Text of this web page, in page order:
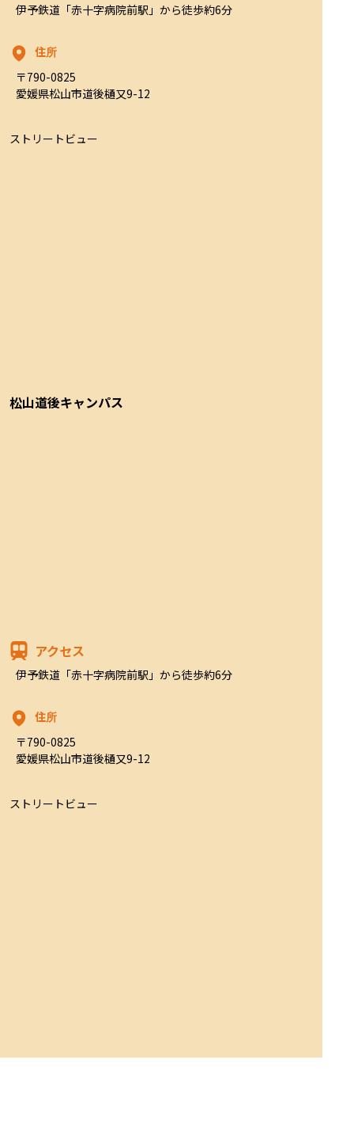
伊予鉄道「赤十字病院前駅」から徒歩約6分
住所
〒790-0825
愛媛県松山市道後樋又9-12
ストリートビュー
松山道後キャンパス
アクセス
伊予鉄道「赤十字病院前駅」から徒歩約6分
住所
〒790-0825
愛媛県松山市道後樋又9-12
ストリートビュー